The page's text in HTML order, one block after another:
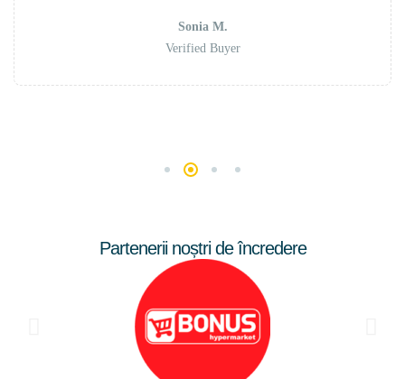
Sonia M.
Verified Buyer
Partenerii noștri de încredere